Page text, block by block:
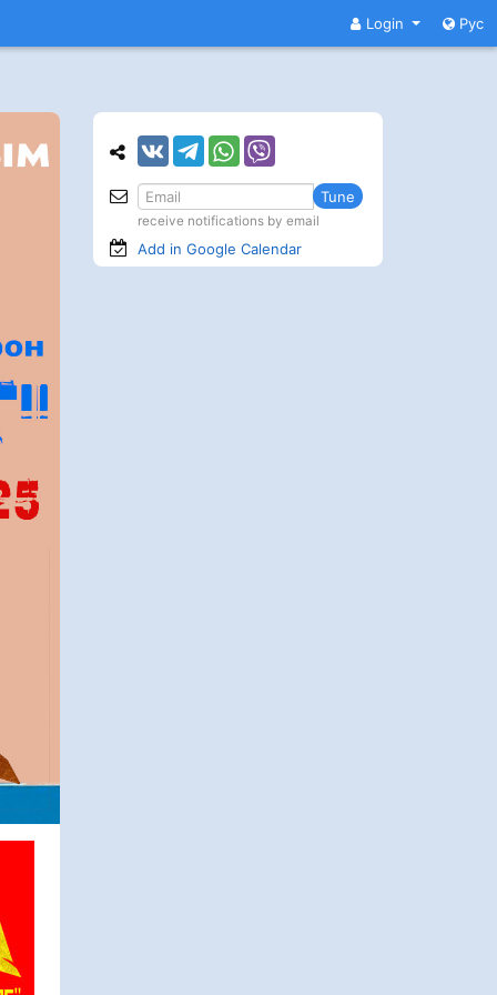
Login Рус
Tune
receive notifications by email
Add in Google Calendar